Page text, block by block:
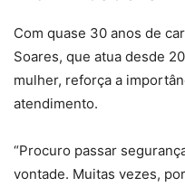
Com quase 30 anos de
Soares, que atua desde
mulher, reforça a
atendimento.
“Procuro passar
vontade. Muitas vezes,